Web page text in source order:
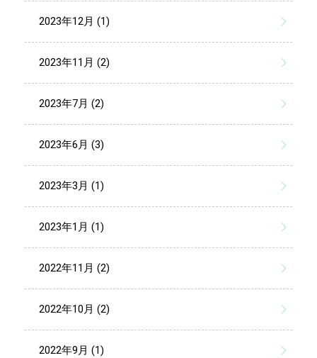
2023年12月 (1)
2023年11月 (2)
2023年7月 (2)
2023年6月 (3)
2023年3月 (1)
2023年1月 (1)
2022年11月 (2)
2022年10月 (2)
2022年9月 (1)